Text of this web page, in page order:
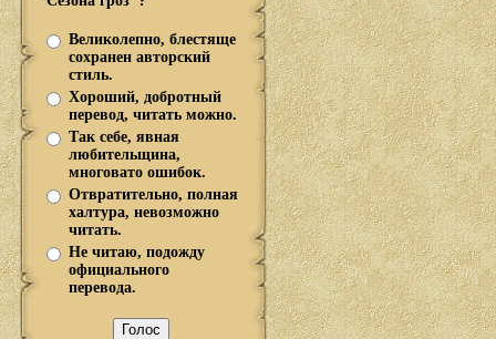
Великолепно, блестяще
сохранен авторский
стиль.
Хороший, добротный
перевод, читать можно.
Так себе, явная
любительщина,
многовато ошибок.
Отвратительно, полная
халтура, невозможно
читать.
Не читаю, подожду
официального
перевода.